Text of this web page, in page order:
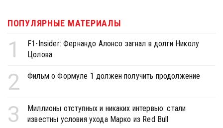
ПОПУЛЯРНЫЕ МАТЕРИАЛЫ
1
F1-Insider: Фернандо Алонсо загнал в долги Николу
Цолова
2 Фильм о Формуле 1 должен получить продолжение
3
Миллионы отступных и никаких интервью: стали
известны условия ухода Марко из Red Bull